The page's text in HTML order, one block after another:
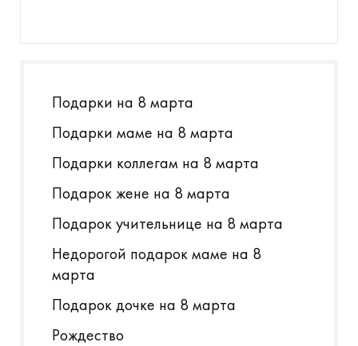
Подарки на 8 марта
Подарки маме на 8 марта
Подарки коллегам на 8 марта
Подарок жене на 8 марта
Подарок учительнице на 8 марта
Недорогой подарок маме на 8
марта
Подарок дочке на 8 марта
Рождество